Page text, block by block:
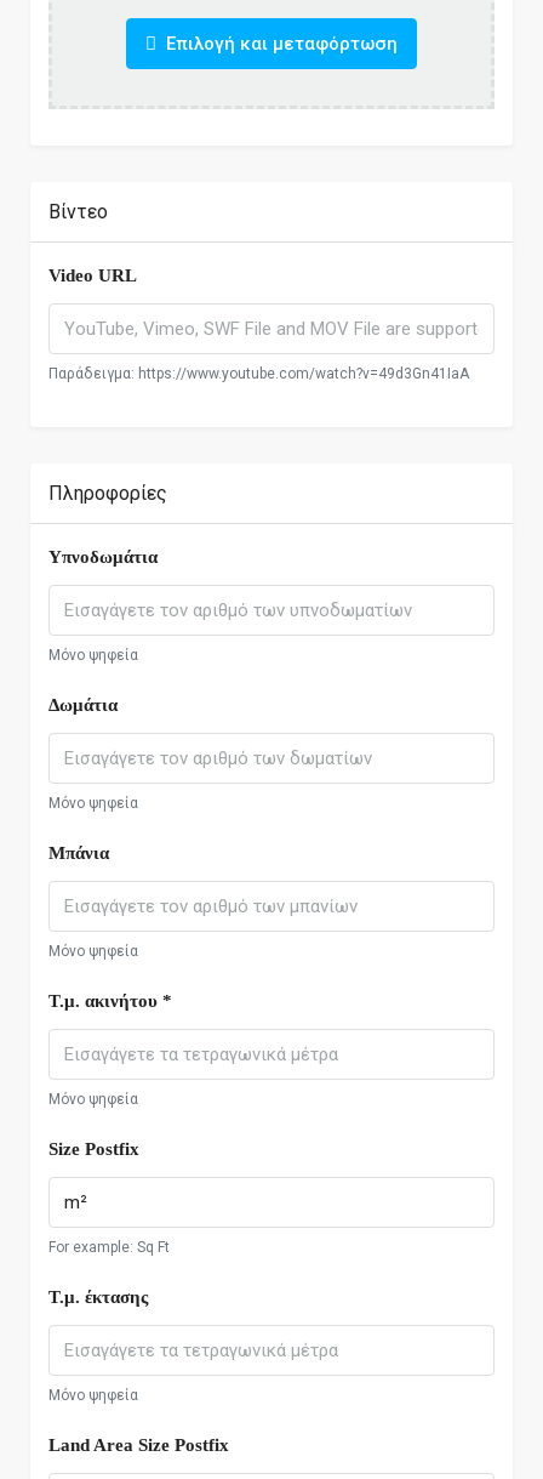
Επιλογή και μεταφόρτωση
Βίντεο
Video URL
Παράδειγμα: https://www.youtube.com/watch?v=49d3Gn41IaA
Πληροφορίες
Υπνοδωμάτια
Μόνο ψηφεία
Δωμάτια
Μόνο ψηφεία
Μπάνια
Μόνο ψηφεία
Τ.μ. ακινήτου *
Μόνο ψηφεία
Size Postfix
For example: Sq Ft
Τ.μ. έκτασης
Μόνο ψηφεία
Land Area Size Postfix